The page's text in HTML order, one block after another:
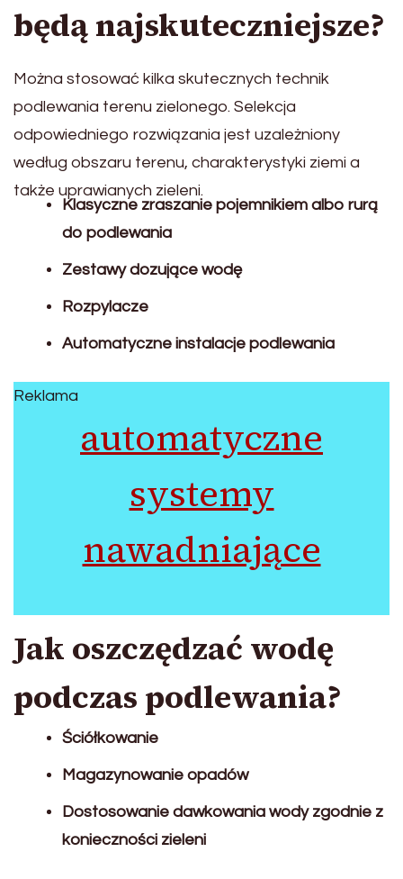
będą najskuteczniejsze?
Można stosować kilka skutecznych technik
podlewania terenu zielonego. Selekcja
odpowiedniego rozwiązania jest uzależniony
według obszaru terenu, charakterystyki ziemi a
także uprawianych zieleni.
Klasyczne zraszanie pojemnikiem albo rurą
do podlewania
Zestawy dozujące wodę
Rozpylacze
Automatyczne instalacje podlewania
Reklama
automatyczne
systemy
nawadniające
Jak oszczędzać wodę
podczas podlewania?
Ściółkowanie
Magazynowanie opadów
Dostosowanie dawkowania wody zgodnie z
konieczności zieleni